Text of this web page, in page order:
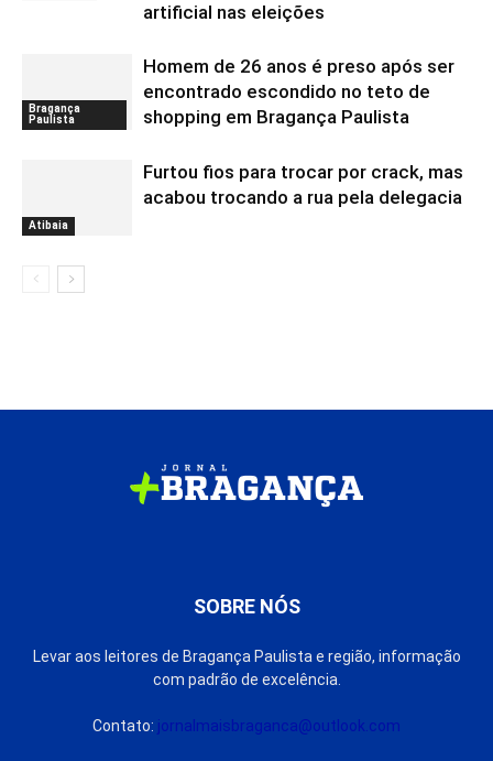
artificial nas eleições
Bragança
Paulista
Homem de 26 anos é preso após ser
encontrado escondido no teto de
shopping em Bragança Paulista
Atibaia
Furtou fios para trocar por crack, mas
acabou trocando a rua pela delegacia
SOBRE NÓS
Levar aos leitores de Bragança Paulista e região, informação
com padrão de excelência.
Contato: jornalmaisbraganca@outlook.com